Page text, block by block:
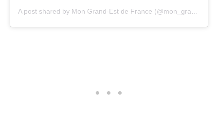
A post shared by Mon Grand-Est de France (@mon_grand_est) on